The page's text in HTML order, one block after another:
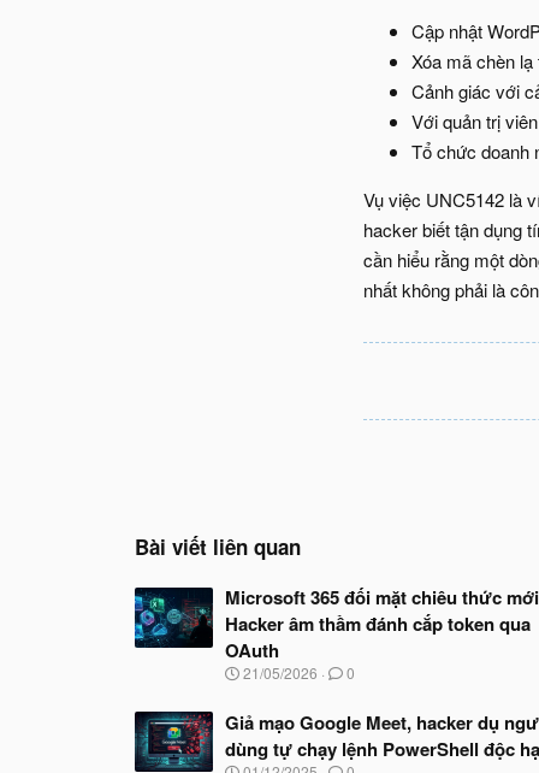
Cập nhật
Xóa mã chèn
Cảnh giác với
Với quản trị
Tổ chức doanh
Vụ việc UNC5142 là
hacker biết tận dụng
cần hiểu rằng một
nhất không phải là
Bài viết liên quan
Microsoft 365 đối mặt chiêu thức
Hacker âm thầm đánh cắp token qua
OAuth
N
y
b
ắ
21/05/2026 0
Giả mạo Google Meet, hacker dụ
dùng tự chạy lệnh PowerShell độc